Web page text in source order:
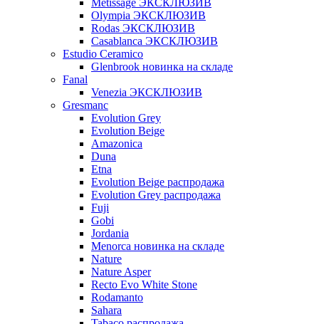
Metissage ЭКСКЛЮЗИВ
Olympia ЭКСКЛЮЗИВ
Rodas ЭКСКЛЮЗИВ
Сasablanca ЭКСКЛЮЗИВ
Estudio Ceramico
Glenbrook новинка на складе
Fanal
Venezia ЭКСКЛЮЗИВ
Gresmanc
Evolution Grey
Evolution Beige
Amazonica
Duna
Etna
Evolution Beige распродажа
Evolution Grey распродажа
Fuji
Gobi
Jordania
Menorca новинка на складе
Nature
Nature Asper
Recto Evo White Stone
Rodamanto
Sahara